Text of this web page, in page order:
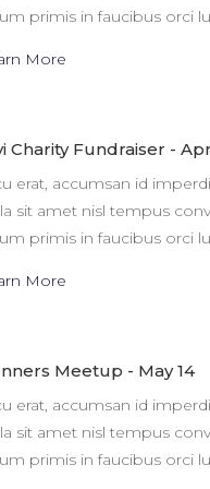
primis in faucibus orci
More
Charity Fundraiser -
erat, accumsan id
sit amet nisl tempus
primis in faucibus orci
More
Meetup - May 14
erat, accumsan id
sit amet nisl tempus
primis in faucibus orci